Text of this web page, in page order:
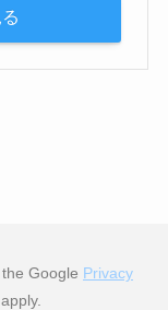
Google Privacy
apply.